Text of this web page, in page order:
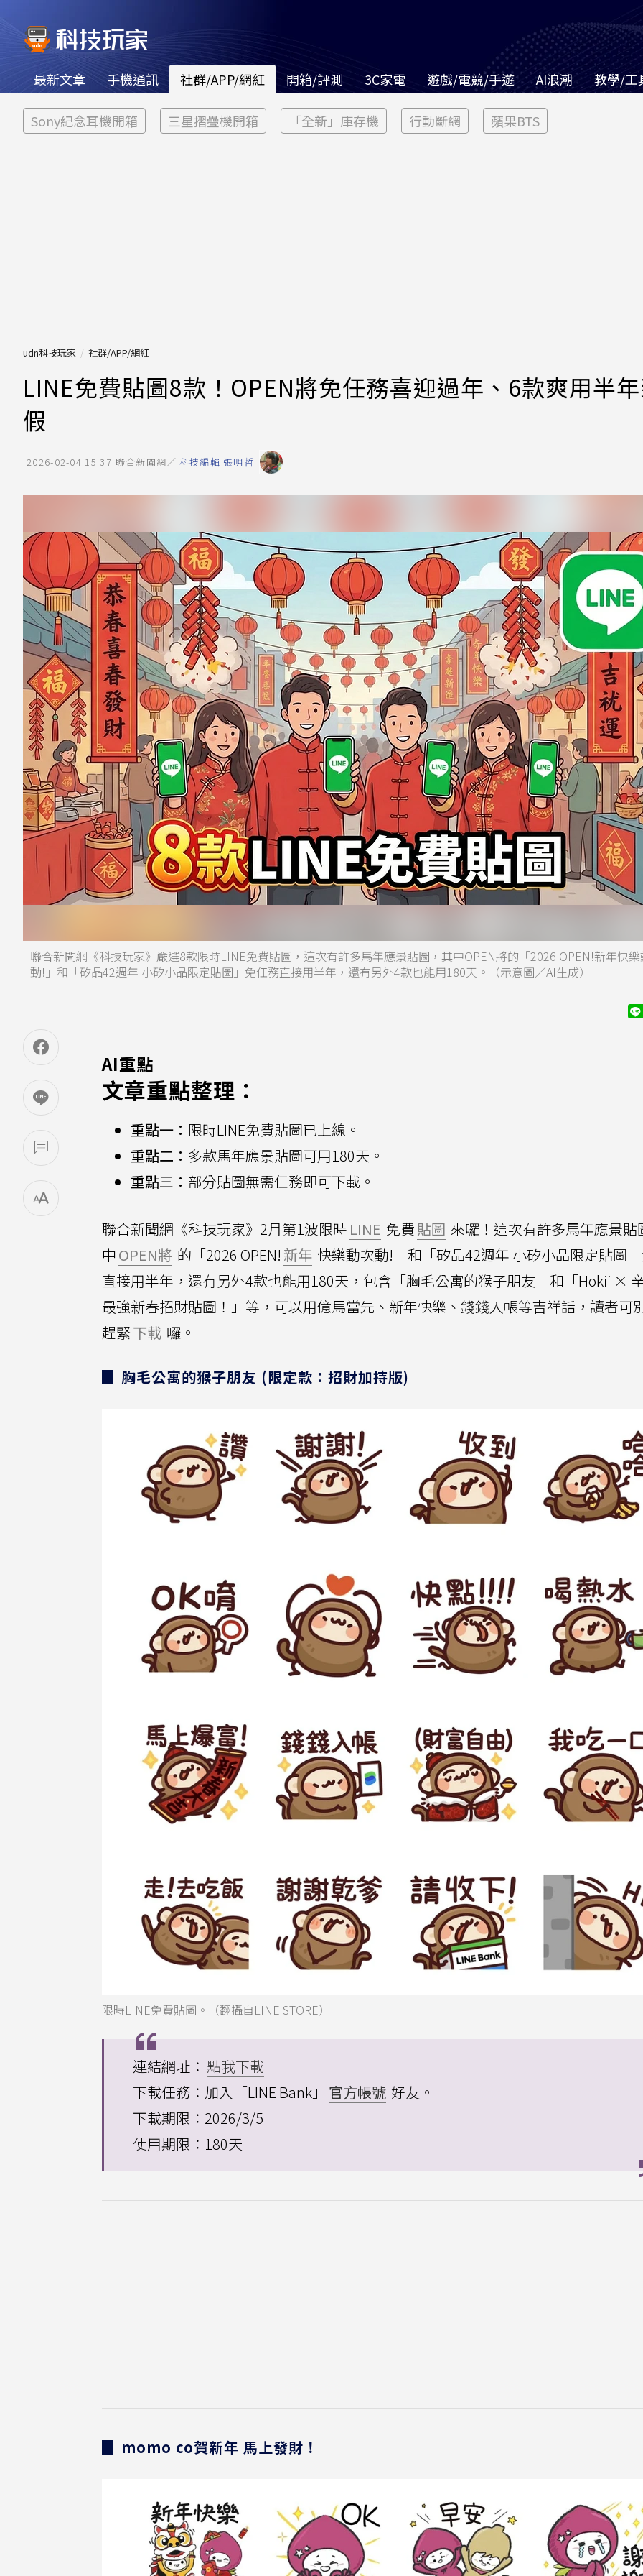
最新文章 手機通訊 社群/APP/網紅 開箱/評測 3C家電 遊戲/電競/手遊 AI浪潮 教學/工
Sony紀念耳機開箱 三星摺疊機開箱 「全新」庫存機 行動斷網 蘋果BTS
udn科技玩家 社群/APP/網紅
LINE免費貼圖8款！OPEN將免任務喜迎過年、6款爽用半
假
2026-02-04 15:37 聯合新聞網／ 科技編輯 張明哲
聯合新聞網《科技玩家》嚴選8款限時LINE免費貼圖，這次有許多馬年應景貼圖，其中OPEN將的「2026 OPEN!新年快
動!」和「矽品42週年 小矽小品限定貼圖」免任務直接用半年，還有另外4款也能用180天。（示意圖／AI生成）
AI重點
文章重點整理：
重點一： 限時LINE免費貼圖已上線。
重點二： 多款馬年應景貼圖可用180天。
重點三： 部分貼圖無需任務即可下載。
聯合新聞網《科技玩家》2月第1波限時 LINE 免費貼圖 來囉！這次有許多馬年應景貼
中OPEN將 的「2026 OPEN! 新年 快樂動次動!」和「矽品42週年 小矽小品限定貼圖
直接用半年，還有另外4款也能用180天，包含「胸毛公寓的猴子朋友」和「Hokii ×
最強新春招財貼圖！」等，可以用億馬當先、新年快樂、錢錢入帳等吉祥話，讀者可
趕緊下載 囉。
▊ 胸毛公寓的猴子朋友 (限定款：招財加持版)
限時LINE免費貼圖。（翻攝自LINE STORE）
連結網址： 點我下載
下載任務：加入「LINE Bank」 官方帳號 好友。
下載期限：2026/3/5
使用期限：180天
▊ momo co賀新年 馬上發財！